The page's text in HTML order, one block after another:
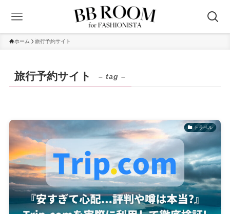
ホーム 旅行予約サイト
旅行予約サイト – tag –
トラベル